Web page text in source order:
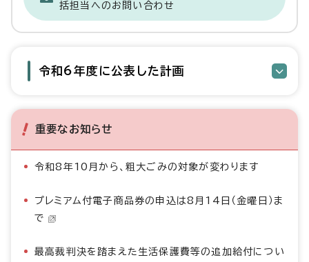
括担当へのお問い合わせ
令和6年度に公表した計画
重要なお知らせ
令和8年10月から、粗大ごみの対象が変わります
プレミアム付電子商品券の申込は8月14日（金曜日）ま
で
最高裁判決を踏まえた生活保護費等の追加給付につい